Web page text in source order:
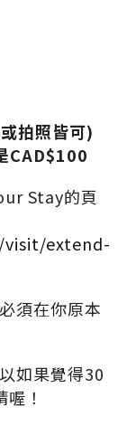
拍照皆可)
CAD$100
Stay的頁
extend-
須在你原本
如果覺得30
！